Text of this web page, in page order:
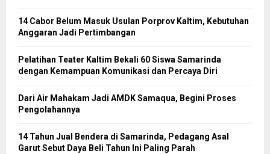
14 Cabor Belum Masuk Usulan Porprov Kaltim, Kebutuhan
Anggaran Jadi Pertimbangan
Pelatihan Teater Kaltim Bekali 60 Siswa Samarinda
dengan Kemampuan Komunikasi dan Percaya Diri
Dari Air Mahakam Jadi AMDK Samaqua, Begini Proses
Pengolahannya
14 Tahun Jual Bendera di Samarinda, Pedagang Asal
Garut Sebut Daya Beli Tahun Ini Paling Parah